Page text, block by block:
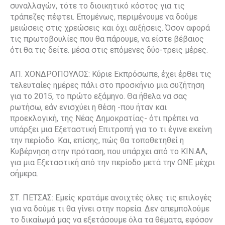
συναλλαγών, τότε το διοικητικό κόστος για τις
τράπεζες πέφτει. Επομένως, περιμένουμε να δούμε
μειώσεις στις χρεώσεις και όχι αυξήσεις. Όσον αφορά
τις πρωτοβουλίες που θα πάρουμε, να είστε βέβαιος
ότι θα τις δείτε. μέσα στις επόμενες δύο-τρεις μέρες.
ΑΠ. ΧΟΝΔΡΟΠΟΥΛΟΣ: Κύριε Εκπρόσωπε, έχει έρθει τις
τελευταίες ημέρες πάλι στο προσκήνιο μια συζήτηση
για το 2015, το πρώτο εξάμηνο. Θα ήθελα να σας
ρωτήσω, εάν ενισχύει η θέση -που ήταν και
προεκλογική, της Νέας Δημοκρατίας- ότι πρέπει να
υπάρξει μια Εξεταστική Επιτροπή για το τι έγινε εκείνη
την περίοδο. Και, επίσης, πώς θα τοποθετηθεί η
Κυβέρνηση στην πρόταση, που υπάρχει από το ΚΙΝ.ΑΛ,
για μια Εξεταστική από την περίοδο μετά την ΟΝΕ μέχρι
σήμερα.
ΣΤ. ΠΕΤΣΑΣ: Εμείς κρατάμε ανοιχτές όλες τις επιλογές
για να δούμε τι θα γίνει στην πορεία. Δεν απεμπολούμε
το δικαίωμά μας να εξετάσουμε όλα τα θέματα, εφόσον